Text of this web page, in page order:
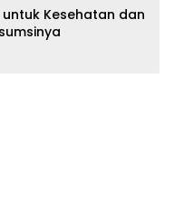
Kesehatan dan